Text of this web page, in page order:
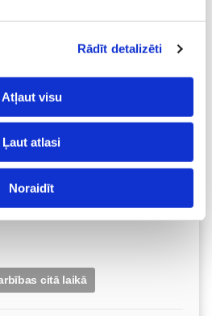
Rādīt detalizēti
Atļaut visu
Ļaut atlasi
Noraidīt
kursi GATAVI MAZULIM 4+1
Pieteikties
lutināšanas programma ar
Ivetu Liberti
citā laikā